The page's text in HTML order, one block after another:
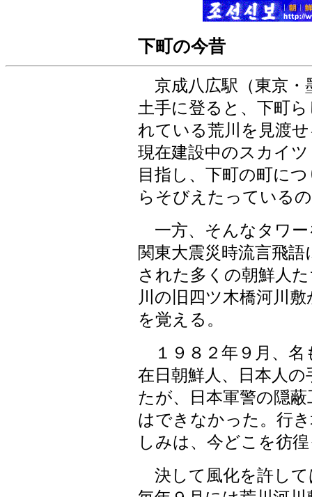
下町の今昔
京成八広駅（東京・
土手に登ると、下町
れている荒川を見渡
現在建設中のスカイ
目指し、下町の町に
らそびえたっている
一方、そんなタワー
関東大震災時流言飛
された多くの朝鮮人
川の旧四ツ木橋河川
を覚える。
１９８２年９月、名
在日朝鮮人、日本人
たが、日本軍警の隠
はできなかった。行
しみは、今どこを彷
決して風化を許して